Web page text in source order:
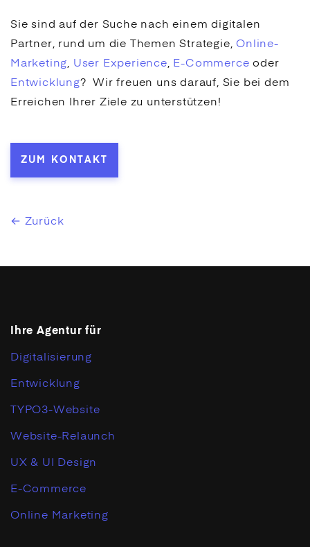
Sie sind auf der Suche nach einem digitalen
Partner, rund um die Themen Strategie,Online-
Marketing, User Experience, E-Commerce oder
Entwicklung? Wir freuen uns darauf, Sie bei dem
Erreichen Ihrer Ziele zu unterstützen!
ZUM KONTAKT
← Zurück
Ihre Agentur für
Digitalisierung
Entwicklung
TYPO3-Website
Website-Relaunch
UX & UI Design
E-Commerce
Online Marketing